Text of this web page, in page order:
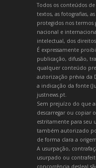
Todos os conteúdos
textos, as fotografias,
protegidos nos termos
nacional e
intelectual, dos
É expressamente
publicação, difusão,
qualquer conteúdo
autorização prévia da
a indicação da fonte
justnews.pt.
Sem prejuízo do que
descarregar ou copiar
estritamente para seu
também autorizado
de forma clara a
A usurpação,
usurpado ou
concorrência desleal